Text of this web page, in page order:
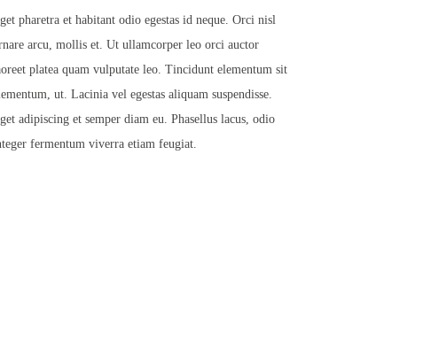
pharetra et habitant odio egestas id neque. Orci nisl
arcu, mollis et. Ut ullamcorper leo orci auctor
platea quam vulputate leo. Tincidunt elementum sit
ut. Lacinia vel egestas aliquam suspendisse.
adipiscing et semper diam eu. Phasellus lacus, odio
fermentum viverra etiam feugiat.